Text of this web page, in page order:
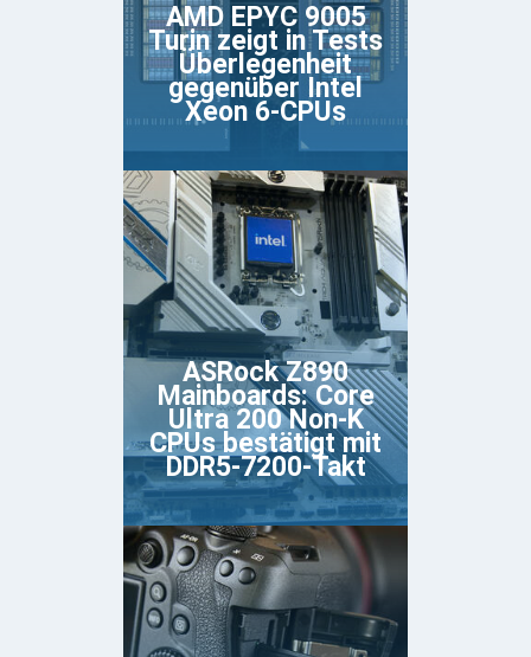
AMD EPYC 9005
Turin zeigt in Tests
Überlegenheit
gegenüber Intel
Xeon 6-CPUs
ASRock Z890
Mainboards: Core
Ultra 200 Non-K
CPUs bestätigt mit
DDR5-7200-Takt